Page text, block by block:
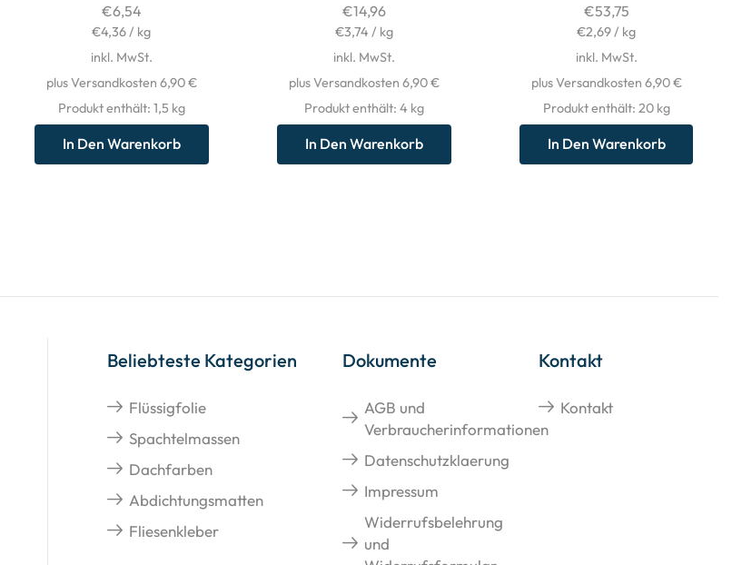
€6,54
€4,36/ kg
inkl. MwSt.
plus Versandkosten 6,90 €
Produkt enthält: 1,5 kg
In Den Warenkorb
€14,96
€3,74 / kg
inkl. MwSt.
plus Versandkosten 6,90 €
Produkt enthält: 4 kg
In Den Warenkorb
€53,75
€2,69/ kg
inkl. MwSt.
plus Versandkosten 6,90 €
Produkt enthält: 20 kg
In Den Warenkorb
Beliebteste Kategorien
Flüssigfolie
Spachtelmassen
Dachfarben
Abdichtungsmatten
Fliesenkleber
Dokumente
AGB und
Verbraucherinformationen
Datenschutzklaerung
Impressum
Widerrufsbelehrung
und
Kontakt
Kontakt